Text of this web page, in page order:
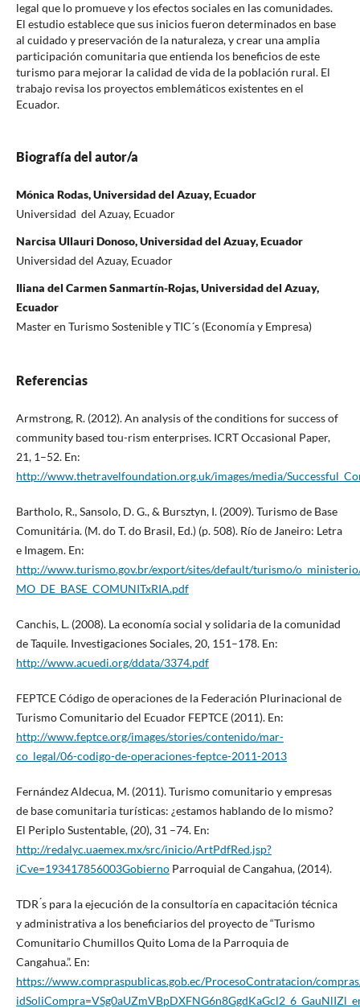
legal que lo promueve y los efectos sociales en las comunidades.
El estudio establece que sus inicios fueron determinados en base
al cuidado y preservación de la naturaleza, y crear una amplia
participación comunitaria que entienda los beneficios de este
turismo para mejorar la calidad de vida de la población rural. El
trabajo revisa los proyectos emblemáticos existentes en el
Ecuador.
Biografía del autor/a
Mónica Rodas, Universidad del Azuay, Ecuador
Universidad del Azuay, Ecuador
Narcisa Ullauri Donoso, Universidad del Azuay, Ecuador
Universidad del Azuay, Ecuador
Iliana del Carmen Sanmartín-Rojas, Universidad del Azuay,
Ecuador
Master en Turismo Sostenible y TIC´s (Economía y Empresa)
Referencias
Armstrong, R. (2012). An analysis of the conditions for success of
community based tou-rism enterprises. ICRT Occasional Paper,
21, 1–52. En:
http://www.thetravelfoundation.org.uk/images/media/
Bartholo, R., Sansolo, D. G., & Bursztyn, I. (2009). Turismo de Base
Comunitária. (M. do T. do Brasil, Ed.) (p. 508). Río de Janeiro: Letra
e Imagem. En:
http://www.turismo.gov.br/export/sites/default/turismo/
MO_DE_BASE_COMUNITxRIA.pdf
Canchis, L. (2008). La economía social y solidaria de la comunidad
de Taquile. Investigaciones Sociales, 20, 151–178. En:
http://www.acuedi.org/ddata/3374.pdf
FEPTCE Código de operaciones de la Federación Plurinacional de
Turismo Comunitario del Ecuador FEPTCE (2011). En:
http://www.feptce.org/images/stories/contenido/mar-
co_legal/06-codigo-de-operaciones-feptce-2011-2013
Fernández Aldecua, M. (2011). Turismo comunitario y empresas
de base comunitaria turísticas: ¿estamos hablando de lo mismo?
El Periplo Sustentable, (20), 31 –74. En:
http://redalyc.uaemex.mx/src/inicio/ArtPdfRed.jsp?
iCve=193417856003GobiernoParroquial de Cangahua, (2014).
TDR ́s para la ejecución de la consultoría en capacitación técnica
y administrativa a los beneficiarios del proyecto de “Turismo
Comunitario Chumillos Quito Loma de la Parroquia de
Cangahua.”. En:
https://www.compraspublicas.gob.ec/ProcesoContratacion/